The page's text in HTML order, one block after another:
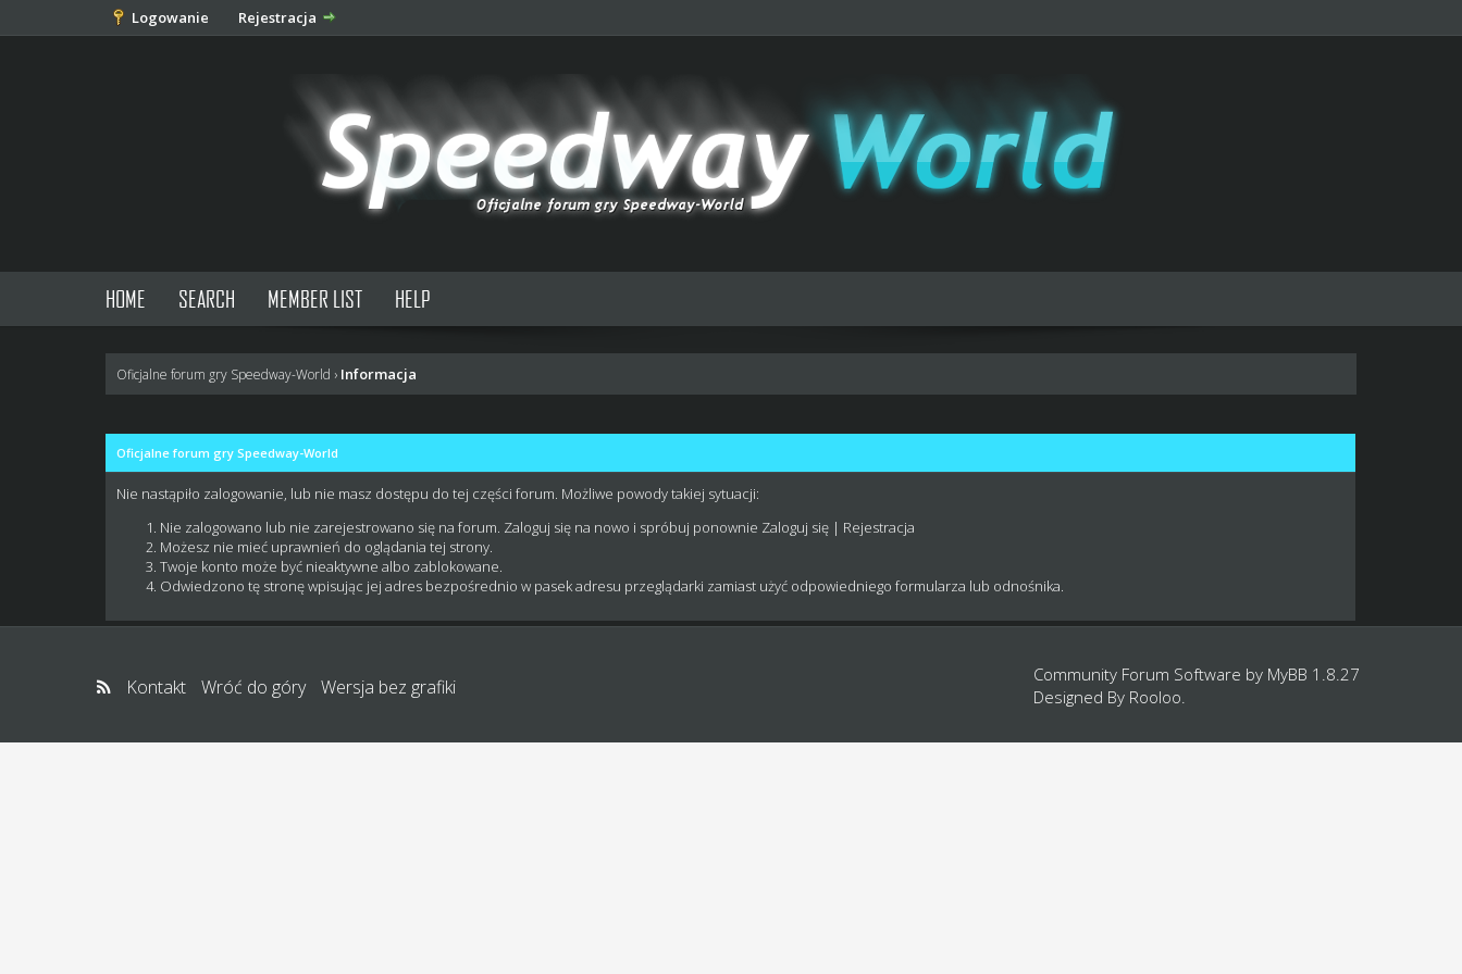
Logowanie Rejestracja
HOME SEARCH MEMBER LIST HELP
Oficjalne forum gry Speedway-World › Informacja
Oficjalne forum gry Speedway-World
Nie nastąpiło zalogowanie, lub nie masz dostępu do tej części forum. Możliwe powody takiej sytuacji:
Nie zalogowano lub nie zarejestrowano się na forum. Zaloguj się na nowo i spróbuj ponownie Zaloguj się | Rejestracja
Możesz nie mieć uprawnień do oglądania tej strony.
Twoje konto może być nieaktywne albo zablokowane.
Odwiedzono tę stronę wpisując jej adres bezpośrednio w pasek adresu przeglądarki zamiast użyć odpowiedniego formularza lub odnośnika.
Kontakt Wróć do góry Wersja bez grafiki
Community Forum Software by MyBB 1.8.27
Designed By Rooloo.